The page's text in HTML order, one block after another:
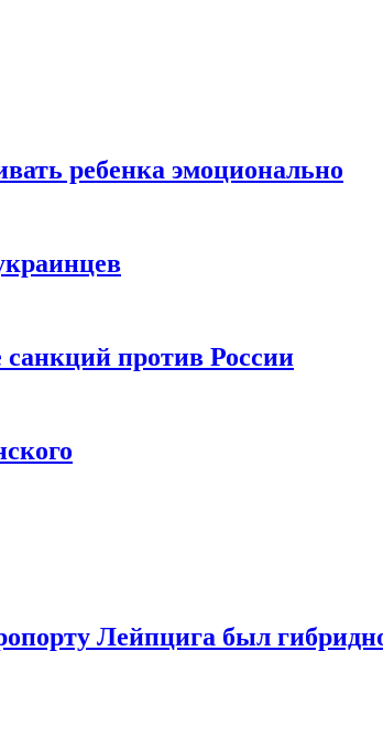
ребенка эмоционально
против России
Лейпцига был